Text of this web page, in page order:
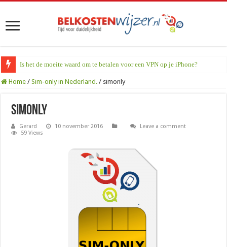
Is het de moeite waard om te betalen voor een VPN op je iPhone?
Home / Sim-only in Nederland. / simonly
simonly
Gerard 10 november 2016
Leave a comment
59 Views